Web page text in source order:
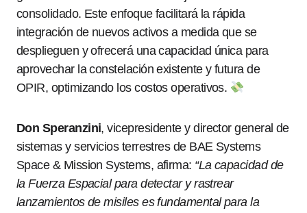
consolidado. Este enfoque facilitará la rápida
integración de nuevos activos a medida que se
desplieguen y ofrecerá una capacidad única para
aprovechar la constelación existente y futura de
OPIR, optimizando los costos operativos.
Don Speranzini, vicepresidente y director general de
sistemas y servicios terrestres de BAE Systems
Space & Mission Systems, afirma: “La capacidad de
la Fuerza Espacial para detectar y rastrear
lanzamientos de misiles es fundamental para la